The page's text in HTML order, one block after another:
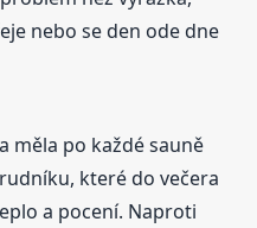
nebo se den ode dne
měla po každé sauně
které do večera
a pocení. Naproti